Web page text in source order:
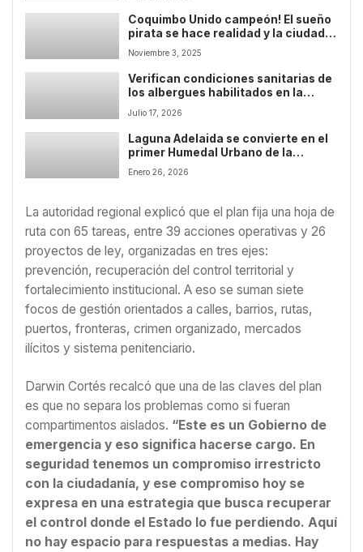
Coquimbo Unido campeón! El sueño
pirata se hace realidad y la ciudad
celebró en grande
Noviembre 3, 2025
Verifican condiciones sanitarias de
los albergues habilitados en la
Región de Coquimbo
Julio 17, 2026
Laguna Adelaida se convierte en el
primer Humedal Urbano de la
Provincia del Elqui
Enero 26, 2026
La autoridad regional explicó que el plan fija una hoja de
ruta con 65 tareas, entre 39 acciones operativas y 26
proyectos de ley, organizadas en tres ejes:
prevención, recuperación del control territorial y
fortalecimiento institucional. A eso se suman siete
focos de gestión orientados a calles, barrios, rutas,
puertos, fronteras, crimen organizado, mercados
ilícitos y sistema penitenciario.
Darwin Cortés recalcó que una de las claves del plan
es que no separa los problemas como si fueran
compartimentos aislados. “Este es un Gobierno de
emergencia y eso significa hacerse cargo. En
seguridad tenemos un compromiso irrestricto
con la ciudadanía, y ese compromiso hoy se
expresa en una estrategia que busca recuperar
el control donde el Estado lo fue perdiendo. Aquí
no hay espacio para respuestas a medias. Hay